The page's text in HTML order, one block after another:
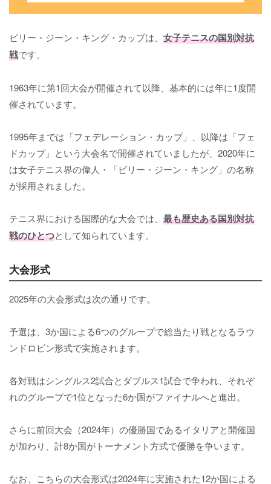
ビリー・ジーン・キング・カップは、 女子テニスの国別対抗
戦です。
1963年に第1回大会が開催されて以降、基本的には年に1度開
催されています。
1995年までは「フェデレーション・カップ」、以降は「フェ
ドカップ」という大会名で開催されていましたが、2020年に
は女子テニス界の偉人・「ビリー・ジーン・キング」の名称
が採用されました。
テニス界における国際的な大会では、 最も歴史ある国別対抗
戦のひとつとして知られています。
大会形式
2025年の大会形式は次の通りです。
予選は、3か国による6つのグループで総当たり戦となるラウ
ンドロビン形式で実施されます。
各対戦はシングルス2試合とダブルス1試合で争われ、それぞ
れのグループで1位となった6か国がファイナルへと進出。
さらに前回大会（2024年）の優勝国であるイタリアと開催国
が加わり、計8か国がトーナメント方式で優勝を争います。
なお、こちらの大会形式は2024年に実施された12か国による